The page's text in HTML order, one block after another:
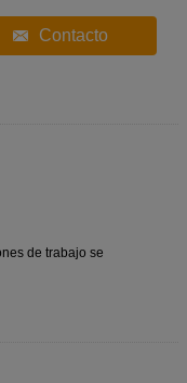
Contacto
de trabajo se